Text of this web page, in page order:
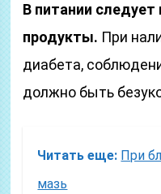
В питании
продукты. При
диабета,
должно быть
Читать еще: При
мазь